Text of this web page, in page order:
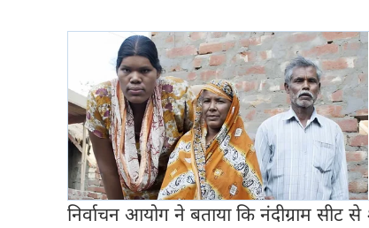
निर्वाचन आयोग ने बताया कि नंदीग्राम